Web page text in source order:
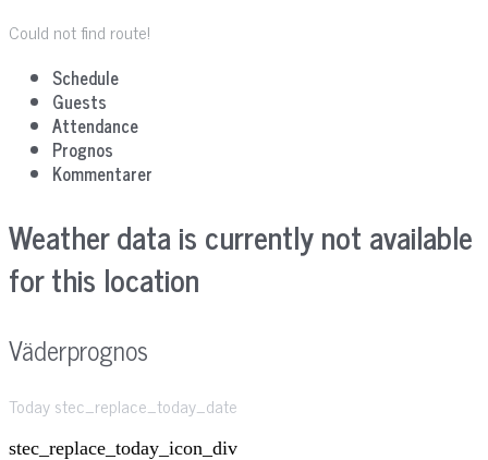
Could not find route!
Schedule
Guests
Attendance
Prognos
Kommentarer
Weather data is currently not available
for this location
Väderprognos
Today stec_replace_today_date
stec_replace_today_icon_div